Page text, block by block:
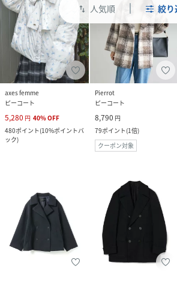
swap_vert 人気順 絞り
axes femme
ピーコート
5,280 円 40%OFF
480ポイント(10%ポイントバ
ック)
Pierrot
ピーコート
8,790 円
79ポイント(1倍)
クーポン対象